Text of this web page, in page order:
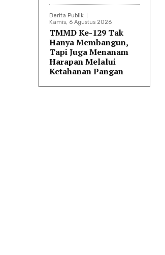
Berita Publik
Kamis, 6 Agustus 2026
TMMD Ke-129 Tak
Hanya Membangun,
Tapi Juga Menanam
Harapan Melalui
Ketahanan Pangan